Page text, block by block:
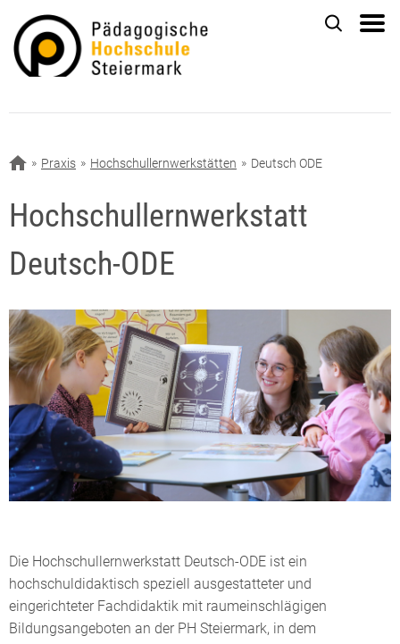
Praxis Hochschullernwerkstätten Deutsch ODE
Hochschullernwerkstatt
Deutsch-ODE
Die Hochschullernwerkstatt Deutsch-ODE ist ein
hochschuldidaktisch speziell ausgestatteter und
eingerichteter Fachdidaktik mit raumeinschlägigen
Bildungsangeboten an der PH Steiermark, in dem